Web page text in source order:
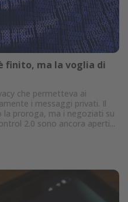
finito, ma la voglia di
che permetteva ai
i messaggi privati. Il
la proroga, ma i negoziati su
2.0 sono ancora aperti...